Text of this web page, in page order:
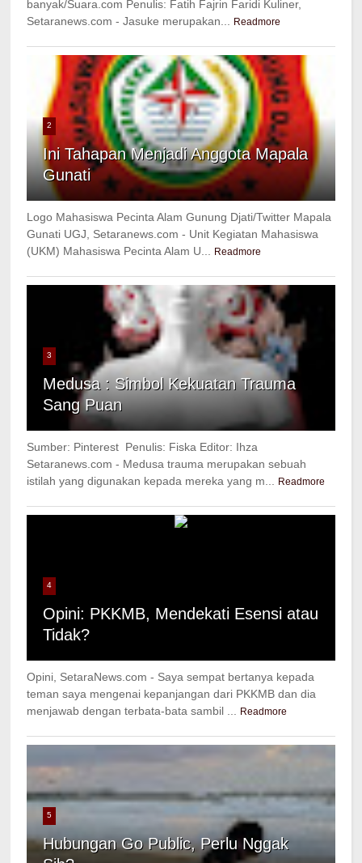
banyak/Suara.com Penulis: Fatih Fajrin Faridi Kuliner,
Setaranews.com - Jasuke merupakan...
Readmore
2
Ini Tahapan Menjadi Anggota Mapala
Gunati
Logo Mahasiswa Pecinta Alam Gunung Djati/Twitter Mapala
Gunati UGJ, Setaranews.com - Unit Kegiatan Mahasiswa
(UKM) Mahasiswa Pecinta Alam U...
Readmore
3
Medusa : Simbol Kekuatan Trauma
Sang Puan
Sumber: Pinterest Penulis: Fiska Editor: Ihza
Setaranews.com - Medusa trauma merupakan sebuah
istilah yang digunakan kepada mereka yang m...
Readmore
4
Opini: PKKMB, Mendekati Esensi atau
Tidak?
Opini, SetaraNews.com - Saya sempat bertanya kepada
teman saya mengenai kepanjangan dari PKKMB dan dia
menjawab dengan terbata-bata sambil ...
Readmore
5
Hubungan Go Public, Perlu Nggak